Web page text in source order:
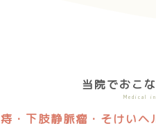
当院でおこ
Medical
痔・下肢静脈瘤・そけいヘ